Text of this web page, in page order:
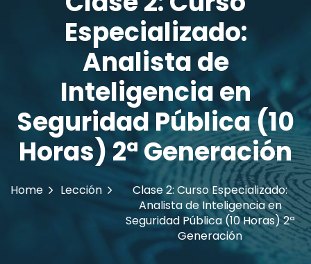
Especializado:
Analista de
Inteligencia en
Seguridad Pública (10
Horas) 2ª Generación
Home Lección
Clase 2: Curso Especializado:
Analista de Inteligencia en
Seguridad Pública (10 Horas) 2ª
Generación